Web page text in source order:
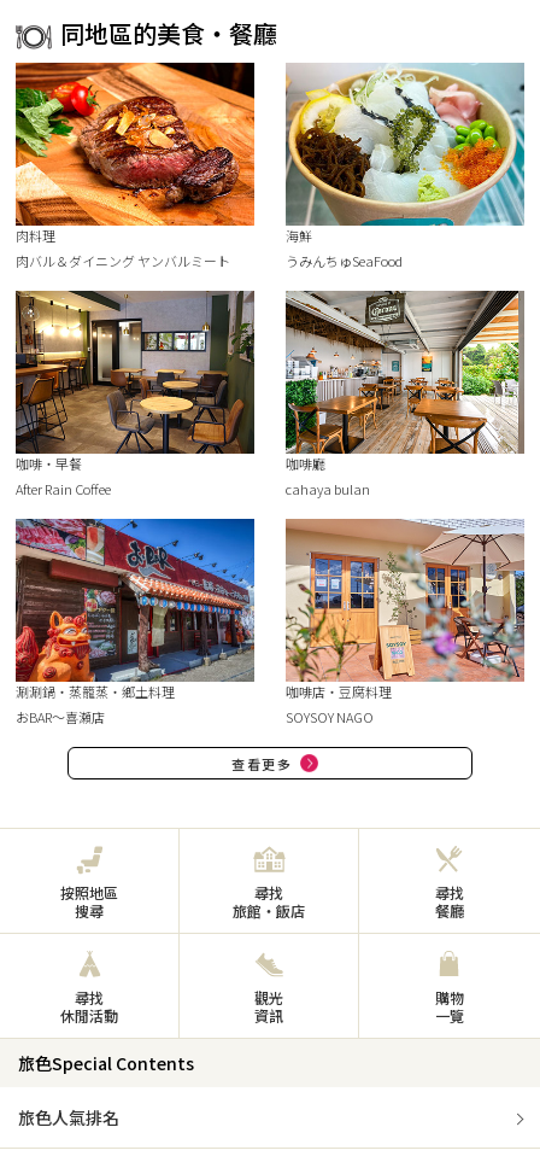
同地區的美食・餐廳
肉料理
肉バル＆ダイニング ヤンバルミート
海鮮
うみんちゅSeaFood
咖啡・早餐
After Rain Coffee
咖啡廳
cahaya bulan
涮涮鍋・蒸籠蒸・鄉土料理
おBAR～喜瀬店
咖啡店・豆腐料理
SOYSOY NAGO
查看更多
按照地區
搜尋
尋找
旅館・飯店
尋找
餐廳
尋找
休閒活動
觀光
資訊
購物
一覽
旅色Special Contents
旅色人氣排名